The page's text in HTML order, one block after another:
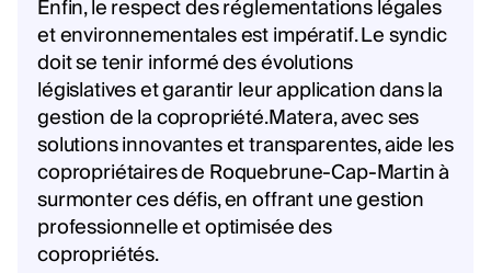
Enfin, le respect des réglementations légales
et environnementales est impératif. Le syndic
doit se tenir informé des évolutions
législatives et garantir leur application dans la
gestion de la copropriété.Matera, avec ses
solutions innovantes et transparentes, aide les
copropriétaires de Roquebrune-Cap-Martin à
surmonter ces défis, en offrant une gestion
professionnelle et optimisée des
copropriétés.